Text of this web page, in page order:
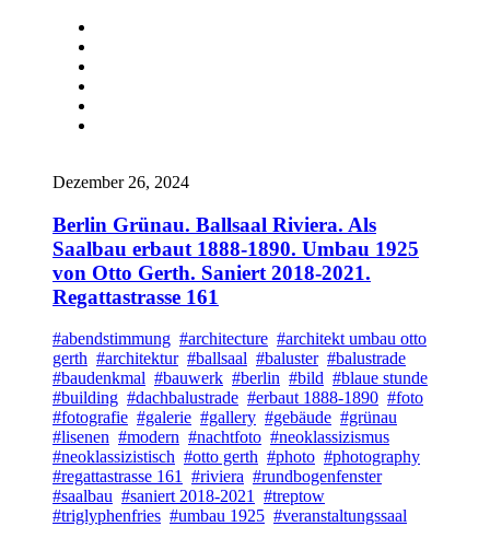
Dezember 26, 2024
Berlin Grünau. Ballsaal Riviera. Als
Saalbau erbaut 1888-1890. Umbau 1925
von Otto Gerth. Saniert 2018-2021.
Regattastrasse 161
#abendstimmung #architecture #architekt umbau otto
gerth #architektur #ballsaal #baluster #balustrade
#baudenkmal #bauwerk #berlin #bild #blaue stunde
#building #dachbalustrade #erbaut 1888-1890 #foto
#fotografie #galerie #gallery #gebäude #grünau
#lisenen #modern #nachtfoto #neoklassizismus
#neoklassizistisch #otto gerth #photo #photography
#regattastrasse 161
#riviera #rundbogenfenster
#saalbau #saniert 2018-2021
#treptow
#triglyphenfries #umbau 1925 #veranstaltungssaal